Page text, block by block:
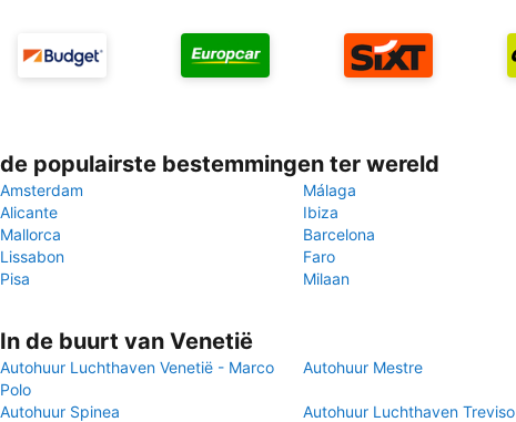
de populairste bestemmingen ter wereld
Amsterdam
Málaga
Alicante
Ibiza
Mallorca
Barcelona
Lissabon
Faro
Pisa
Milaan
In de buurt van Venetië
Autohuur Luchthaven Venetië - Marco
Polo
Autohuur Mestre
Autohuur Spinea Autohuur Luchthaven Treviso